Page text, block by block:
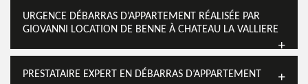
URGENCE DÉBARRAS D’APPARTEMENT RÉALISÉE PAR
GIOVANNI LOCATION DE BENNE À CHATEAU LA VALLIERE
PRESTATAIRE EXPERT EN DÉBARRAS D’APPARTEMENT